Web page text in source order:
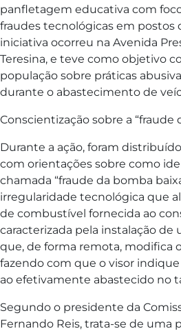
panfletagem educativa com
fraudes tecnológicas em postos
iniciativa ocorreu na Avenida
Teresina, e teve como objetivo
população sobre práticas
durante o abastecimento de
Conscientização sobre a “fraude
Durante a ação, foram
com orientações sobre como
chamada “fraude da bomba
irregularidade tecnológica que
de combustível fornecida ao
caracterizada pela instalação
que, de forma remota, modifica
fazendo com que o visor
ao efetivamente abastecido no
Segundo o presidente da
Fernando Reis, trata-se de uma